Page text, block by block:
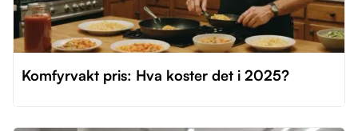
Komfyrvakt pris: Hva koster det i 2025?